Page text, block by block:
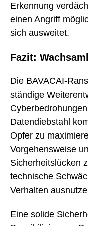
Erkennung
einen Angriff
sich ausweitet.
Fazit:
Die BAVACAI-
ständige
Datendiebstahl
Opfer zu
Vorgehensweise
Sicherheitslücken
technische
Verhalten
Eine solide